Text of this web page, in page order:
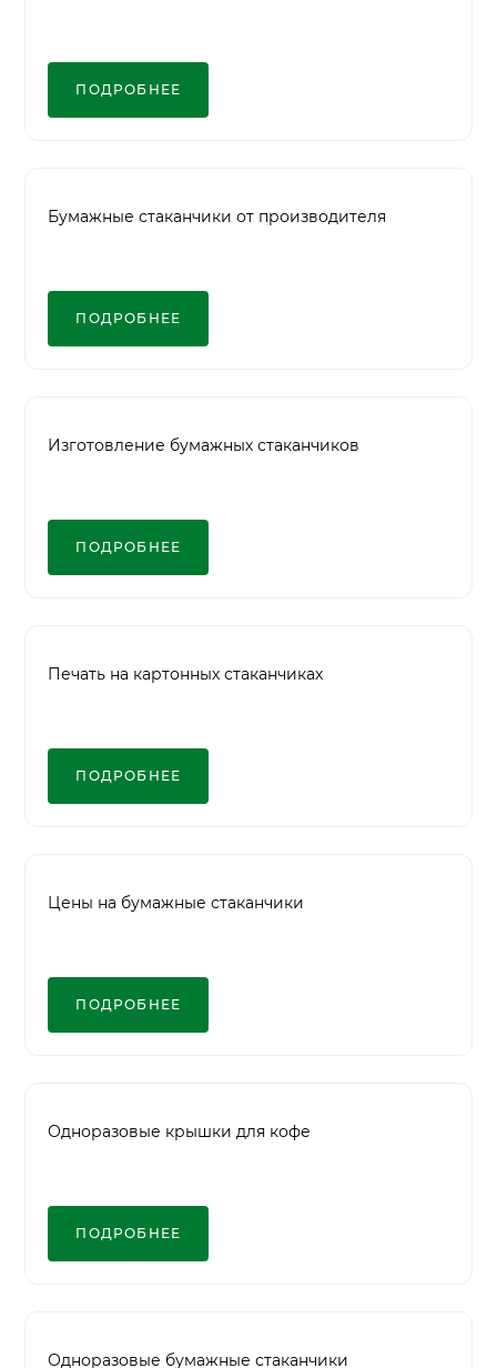
ПОДРОБНЕЕ
Бумажные стаканчики от производителя
ПОДРОБНЕЕ
Изготовление бумажных стаканчиков
ПОДРОБНЕЕ
Печать на картонных стаканчиках
ПОДРОБНЕЕ
Цены на бумажные стаканчики
ПОДРОБНЕЕ
Одноразовые крышки для кофе
ПОДРОБНЕЕ
Одноразовые бумажные стаканчики